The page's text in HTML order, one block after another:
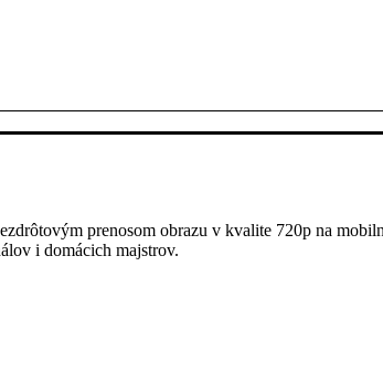
prenosom obrazu v kvalite 720p na
i domácich majstrov.